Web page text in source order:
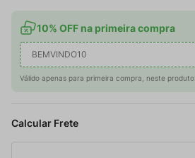
10% OFF na primeira compra
BEMVINDO10
Válido apenas para primeira compra, neste produto.